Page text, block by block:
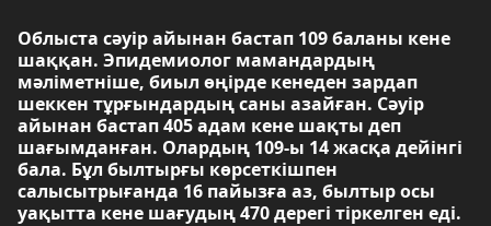
Облыста сәуір айынан бастап 109 баланы кене
шаққан. Эпидемиолог мамандардың
мәліметніше, биыл өңірде кенеден зардап
шеккен тұрғындардың саны азайған. Сәуір
айынан бастап 405 адам кене шақты деп
шағымданған. Олардың 109-ы 14 жасқа дейінгі
бала. Бұл былтырғы көрсеткішпен
салысытрығанда 16 пайызға аз, былтыр осы
уақытта кене шағудың 470 дерегі тіркелген еді.